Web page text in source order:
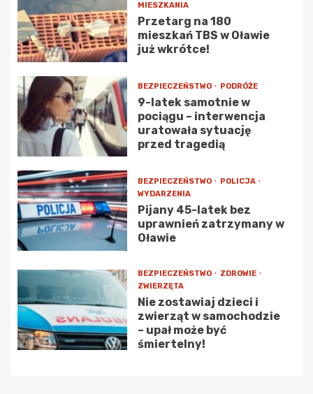
MIESZKANIA
Przetarg na 180
mieszkań TBS w Oławie
już wkrótce!
BEZPIECZEŃSTWO PODRÓŻE
9-latek samotnie w
pociągu – interwencja
uratowała sytuację
przed tragedią
BEZPIECZEŃSTWO
POLICJA
WYDARZENIA
Pijany 45-latek bez
uprawnień zatrzymany w
Oławie
BEZPIECZEŃSTWO
ZDROWIE
ZWIERZĘTA
Nie zostawiaj dzieci i
zwierząt w samochodzie
– upał może być
śmiertelny!